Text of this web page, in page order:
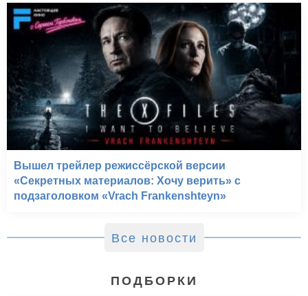
Вышел трейлер режиссёрской версии
«Секретных материалов: Хочу верить» с
подзаголовком «Vrach Frankenshteyn»
Все новости
ПОДБОРКИ